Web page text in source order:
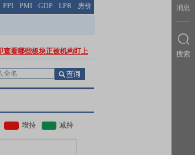
PPI PMI GDP LPR 房价
查看哪些板块正被机构盯上
消息
搜索